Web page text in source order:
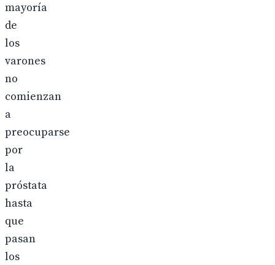
mayoría
de
los
varones
no
comienzan
a
preocuparse
por
la
próstata
hasta
que
pasan
los